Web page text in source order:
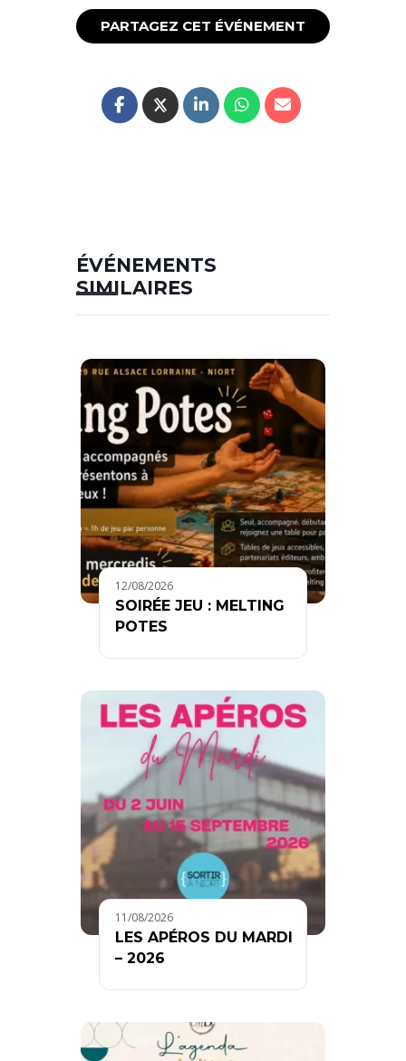
PARTAGEZ CET ÉVÉNEMENT
ÉVÉNEMENTS
SIMILAIRES
12/08/2026
SOIRÉE JEU : MELTING
POTES
11/08/2026
LES APÉROS DU MARDI
– 2026